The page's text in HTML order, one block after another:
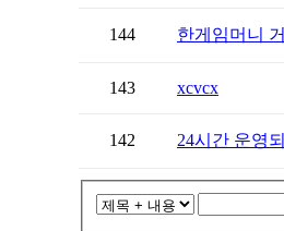
144 한게임머니
143 xcvcx
142 24시간 운영